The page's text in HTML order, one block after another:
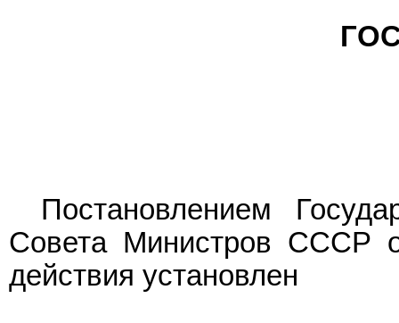
Постановлением
Совета Министров СССР
действия установлен